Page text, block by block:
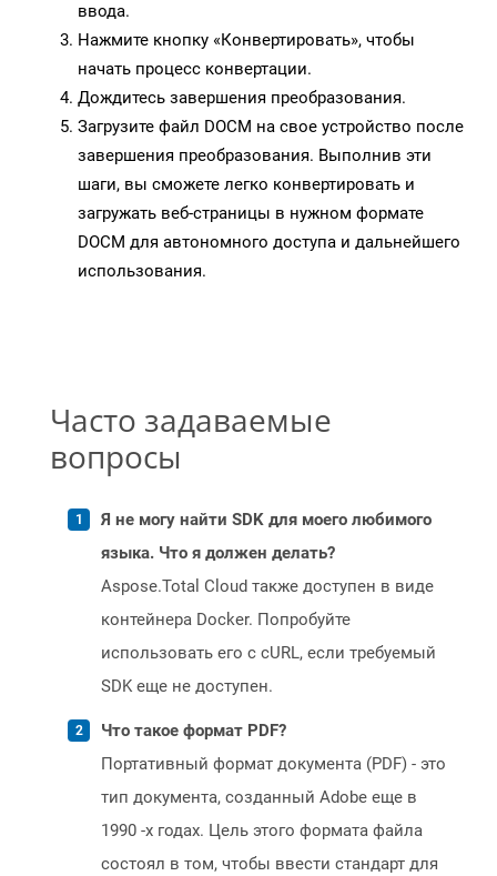
ввода.
Нажмите кнопку «Конвертировать», чтобы
начать процесс конвертации.
Дождитесь завершения преобразования.
Загрузите файл DOCM на свое устройство после
завершения преобразования. Выполнив эти
шаги, вы сможете легко конвертировать и
загружать веб-страницы в нужном формате
DOCM для автономного доступа и дальнейшего
использования.
Часто задаваемые
вопросы
Я не могу найти SDK для моего любимого
языка. Что я должен делать?
Aspose.Total Cloud также доступен в виде
контейнера Docker. Попробуйте
использовать его с cURL, если требуемый
SDK еще не доступен.
Что такое формат PDF?
Портативный формат документа (PDF) - это
тип документа, созданный Adobe еще в
1990 -х годах. Цель этого формата файла
состоял в том, чтобы ввести стандарт для